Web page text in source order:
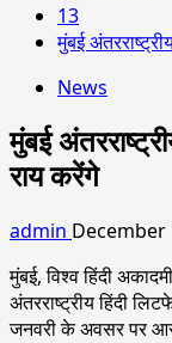
13
मुंबई
News
मुंबई
राय करेंगे
admin December
मुंबई, विश्व हिंदी
अंतरराष्ट्रीय हिंदी
जनवरी के अवसर पर